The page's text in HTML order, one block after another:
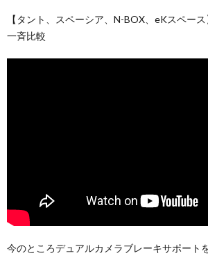
【タント、スペーシア、N-BOX、eKスペー
一斉比較
今のところデュアルカメラブレーキサポート